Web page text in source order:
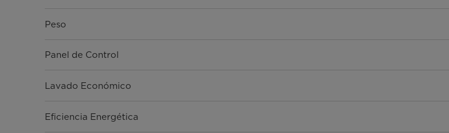
Peso
Panel de Control
Lavado Económico
Eficiencia Energética